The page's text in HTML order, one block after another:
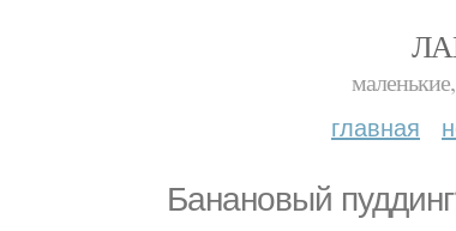
главная
Банановый